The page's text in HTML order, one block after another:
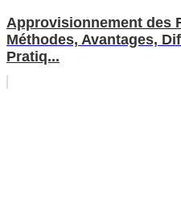
Approvisionnement des
Méthodes, Avantages,
Pratiq...